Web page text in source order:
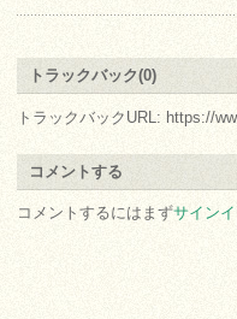
トラックバック(0)
トラックバックURL: https://
コメントする
コメントするにはまずサイン